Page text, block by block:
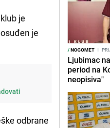
je
je
odbrane
/NOGOMET I
Ljubimac
period na
neopisiva"